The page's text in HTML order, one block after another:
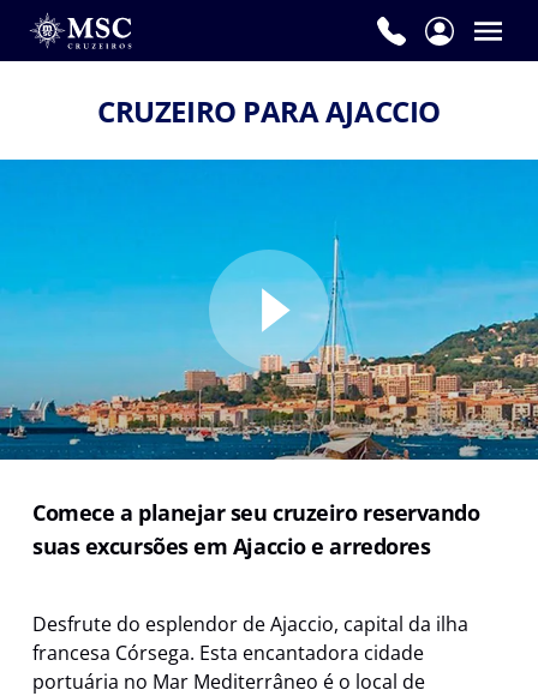
CRUZEIRO PARA AJACCIO
Comece a planejar seu cruzeiro reservando
suas excursões em Ajaccio e arredores
Desfrute do esplendor de Ajaccio, capital da ilha
francesa Córsega. Esta encantadora cidade
portuária no Mar Mediterrâneo é o local de